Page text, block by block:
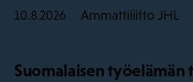
10.8.2026 Ammattiliitto JHL
Suomalaisen työelämän